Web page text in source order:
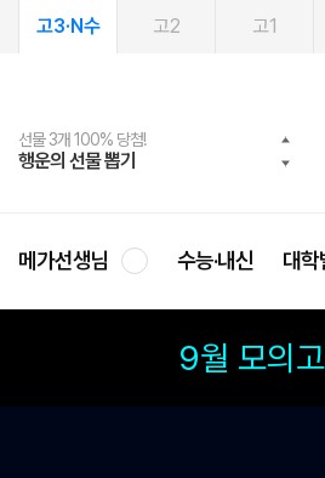
고3·N수 고2 고1
선물 3개 100% 당첨!
행운의 선물 뽑기
선물 100% 증정!
메가스터디 X 올리브
여름방학 스터디 캐시백
메가런 썸머스쿨
2027 러셀 단과
강사 공개선발
스마트러닝앱
설문 EVENT
메가패스
3일 무료 체험권
메가패스 수강생 무료혜택!
메가클럽 멤버십
사회공헌 캠페인
희망이룸 메가나눔
메가선생님 수능·내신 대학
9월 모의